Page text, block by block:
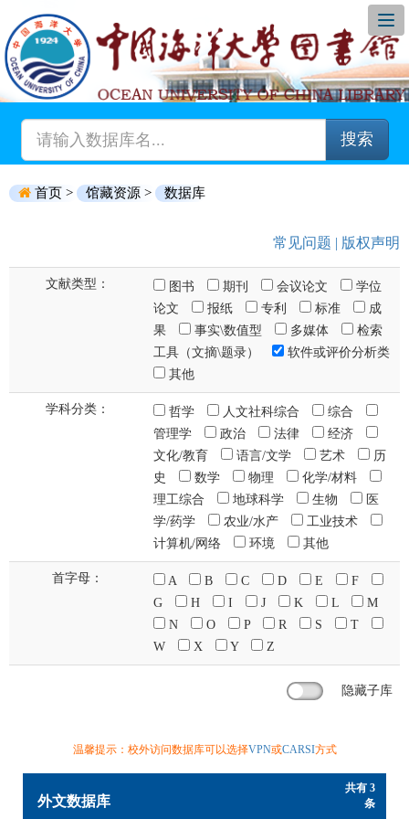
搜索
首页 > 馆藏资源 > 数据库
常见问题 | 版权声明
文献类型： 图书 期刊 会议论文
学位
论文
报纸 专利 标准
成
果
事实\数值型 多媒体
检索
工具（文摘\题录）
软件或评价分析类
其他
学科分类： 哲学 人文社科综合
综合
管理学
政治 法律
经济
文化/教育
语言/文学 艺术
历
史
数学 物理
化学/材料
理工综合
地球科学 生物
医
学/药学
农业/水产
工业技术
计算机/网络
环境 其他
首字母： A B C D E
F
G
H I J K L
M
N
O P R S
T
W
X Y Z
隐藏子库
温馨提示：校外访问数据库可以选择VPN或CARSI方式
外文数据库
共有 3
条